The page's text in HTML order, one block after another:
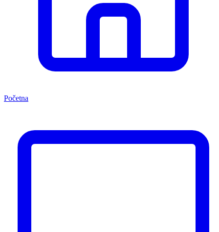
Početna